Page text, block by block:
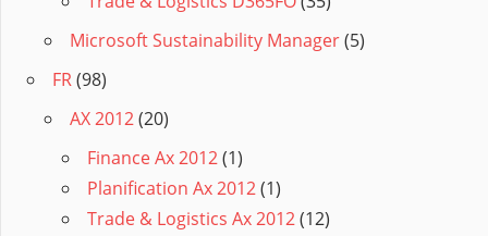
Microsoft Sustainability Manager(5)
FR(98)
AX 2012(20)
Finance Ax 2012(1)
Planification Ax 2012(1)
Trade & Logistics Ax 2012(12)